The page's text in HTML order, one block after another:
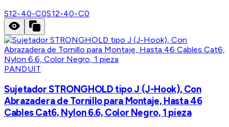
S12-40-C0S12-40-C0
PANDUIT
Sujetador STRONGHOLD tipo J (J-Hook), Con
Abrazadera de Tornillo para Montaje, Hasta 46
Cables Cat6, Nylon 6.6, Color Negro, 1 pieza